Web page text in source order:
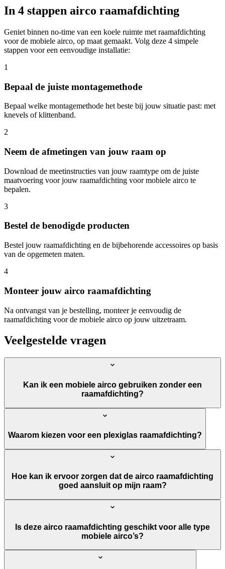
In 4 stappen airco raamafdichting
Geniet binnen no-time van een koele ruimte met raamafdichting
voor de mobiele airco, op maat gemaakt. Volg deze 4 simpele
stappen voor een eenvoudige installatie:
1
Bepaal de juiste montagemethode
Bepaal welke montagemethode het beste bij jouw situatie past: met
knevels of klittenband.
2
Neem de afmetingen van jouw raam op
Download de meetinstructies van jouw raamtype om de juiste
maatvoering voor jouw raamafdichting voor mobiele airco te
bepalen.
3
Bestel de benodigde producten
Bestel jouw raamafdichting en de bijbehorende accessoires op basis
van de opgemeten maten.
4
Monteer jouw airco raamafdichting
Na ontvangst van je bestelling, monteer je eenvoudig de
raamafdichting voor de mobiele airco op jouw uitzetraam.
Veelgestelde vragen
Kan ik een mobiele airco gebruiken zonder een
raamafdichting?
Waarom kiezen voor een plexiglas raamafdichting?
Hoe kan ik ervoor zorgen dat de airco raamafdichting
goed aansluit op mijn raam?
Is deze airco raamafdichting geschikt voor alle type
mobiele airco’s?